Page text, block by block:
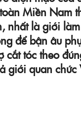
Miền Nam
nhất là giới
để bận âu
tóc theo
giới quan